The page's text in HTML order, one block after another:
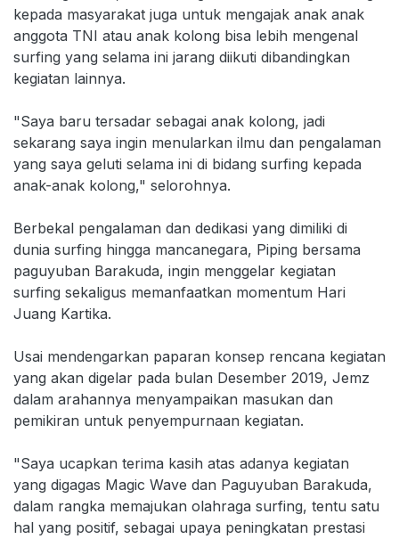
kepada masyarakat juga untuk mengajak anak anak
anggota TNI atau anak kolong bisa lebih mengenal
surfing yang selama ini jarang diikuti dibandingkan
kegiatan lainnya.
"Saya baru tersadar sebagai anak kolong, jadi
sekarang saya ingin menularkan ilmu dan pengalaman
yang saya geluti selama ini di bidang surfing kepada
anak-anak kolong," selorohnya.
Berbekal pengalaman dan dedikasi yang dimiliki di
dunia surfing hingga mancanegara, Piping bersama
paguyuban Barakuda, ingin menggelar kegiatan
surfing sekaligus memanfaatkan momentum Hari
Juang Kartika.
Usai mendengarkan paparan konsep rencana kegiatan
yang akan digelar pada bulan Desember 2019, Jemz
dalam arahannya menyampaikan masukan dan
pemikiran untuk penyempurnaan kegiatan.
"Saya ucapkan terima kasih atas adanya kegiatan
yang digagas Magic Wave dan Paguyuban Barakuda,
dalam rangka memajukan olahraga surfing, tentu satu
hal yang positif, sebagai upaya peningkatan prestasi